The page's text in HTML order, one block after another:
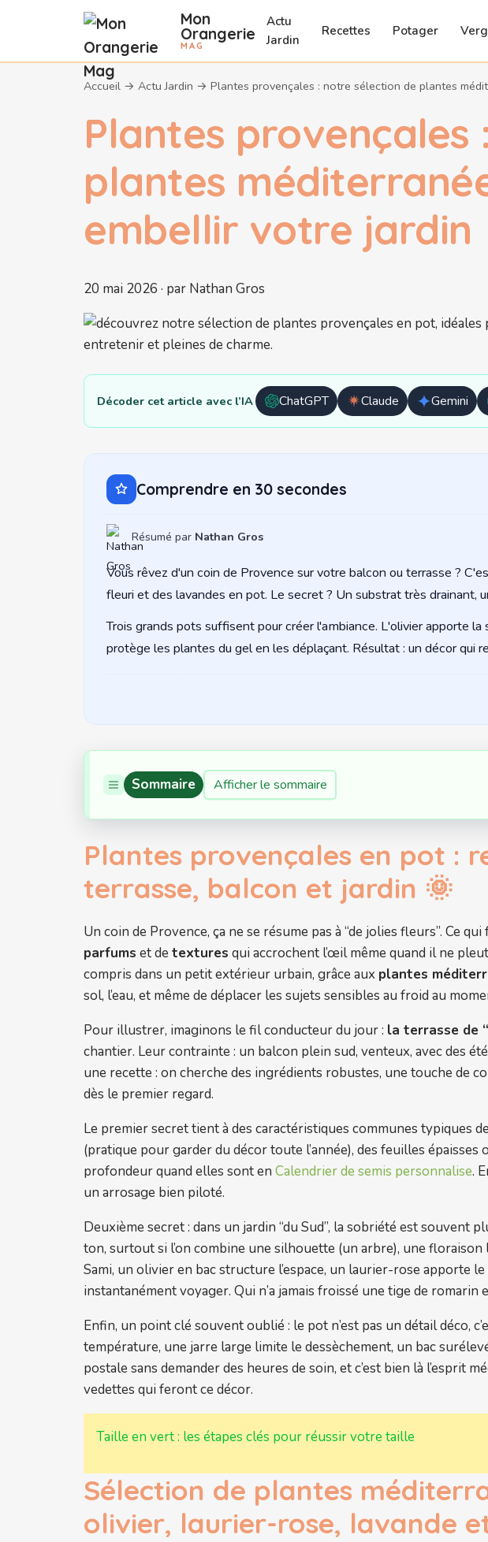
Mon
Orangerie
MAG
Actu
Jardin
Recettes Potager
Accueil → Actu Jardin → Plantes provençales : notre sélection de plantes
Plantes
plantes
embellir votre jardin
20 mai 2026 · par Nathan Gros
Décoder cet article avec l’IA ChatGPT
Ouvrir
avec
Claude
Ouvrir
avec
Gemini
Ouvrir
avec
Comprendre en 30 secondes
Résumé par Nathan Gros
Vous rêvez d'un coin de Provence sur votre balcon ou terrasse ?
fleuri et des lavandes en pot. Le secret ? Un substrat très drainant,
Trois grands pots suffisent pour créer l'ambiance. L'olivier apporte
protège les plantes du gel en les déplaçant. Résultat : un décor qui
Sommaire Afficher le sommaire
Plantes provençales en pot :
terrasse, balcon et jardin 🌞
Un coin de Provence, ça ne se résume pas à “de jolies fleurs”. Ce
parfums et de textures qui accrochent l’œil même quand il ne
compris dans un petit extérieur urbain, grâce aux plantes
sol, l’eau, et même de déplacer les sujets sensibles au froid au
Pour illustrer, imaginons le fil conducteur du jour : la terrasse de
chantier. Leur contrainte : un balcon plein sud, venteux, avec des
une recette : on cherche des ingrédients robustes, une touche de
dès le premier regard.
Le premier secret tient à des caractéristiques communes typiques
(pratique pour garder du décor toute l’année), des feuilles
profondeur quand elles sont en Calendrier de semis personnalise.
un arrosage bien piloté.
Deuxième secret : dans un jardin “du Sud”, la sobriété est souvent
ton, surtout si l’on combine une silhouette (un arbre), une
Sami, un olivier en bac structure l’espace, un laurier-rose apporte
instantanément voyager. Qui n’a jamais froissé une tige de romarin
Enfin, un point clé souvent oublié : le pot n’est pas un détail déco,
température, une jarre large limite le dessèchement, un bac
postale sans demander des heures de soin, et c’est bien là l’esprit
vedettes qui feront ce décor.
Taille en vert : les étapes clés pour réussir votre taille
Sélection de plantes
olivier, laurier-rose, lavande